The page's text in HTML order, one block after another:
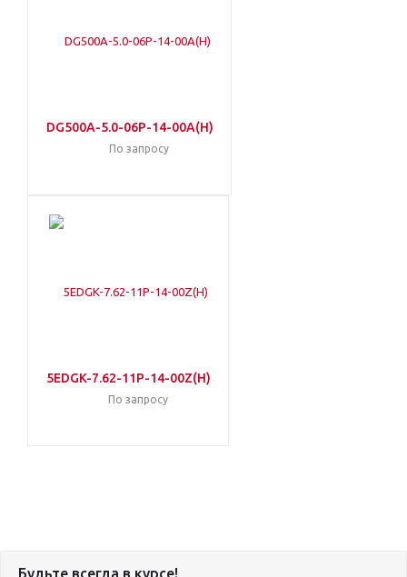
DG500A-5.0-06P-14-00A(H)
По запросу
5EDGK-7.62-11P-14-00Z(H)
По запросу
Будьте всегда в курсе!